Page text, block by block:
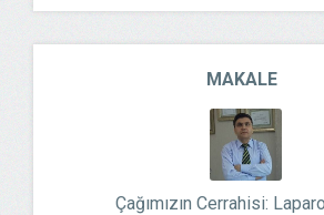
MAKALE
Çağımızın Cerrahisi: